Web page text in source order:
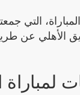
التي